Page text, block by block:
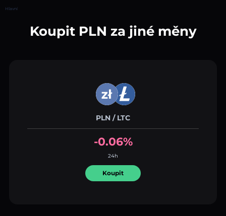
Hlavní
Koupit PLN za jiné měny
PLN / LTC
-0.06%
24h
Koupit